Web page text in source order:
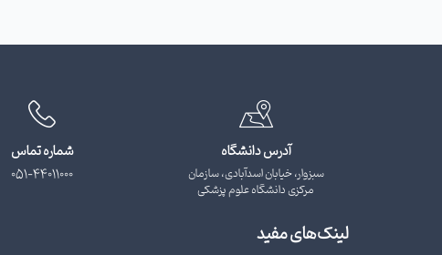
آدرس دانشگاه
سبزوار، خیابان اسدآبادی، سازمان
مرکزی دانشگاه علوم پزشکی
شماره تماس
051-44011000
لینک‌های مفید